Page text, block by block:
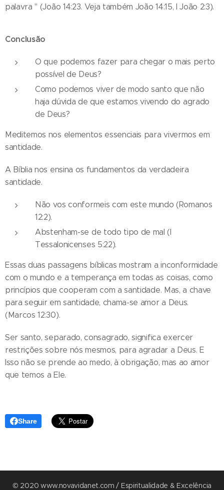
palavra " (João 14:23. Veja também João 14:15, I João 2:3).
Conclusão
O que podemos fazer para chegar o mais perto
possível de Deus?
Como podemos viver de modo santo que não
haja dúvida de que estamos vivendo do agrado
de Deus?
Meditemos nos elementos essenciais para vivermos em
santidade.
A Bíblia nos ensina os fundamentos da verdadeira
santidade.
Não vos conformeis com este mundo (Romanos
12:2).
Abstenham-se de todo tipo de mal (I
Tessalonicenses 5:22).
Essas duas passagens bíblicas mostram a inconformidade
com o mundo e a temperança em todas as coisas, como
princípios que cooperam com a santidade. Mas, a chave
para seguir em santidade, chama-se amor a Deus.
(Marcos 12:30).
Ser santo, separado, consagrado, significa exercer
restrições sobre nós mesmos, para agradar a Deus. E
Isso não se prende ao medo, à obrigação, mas ao amor
que temos a Ele.
Share
© 2020 www.novavidanet.com / Espiritualidade & Excelência